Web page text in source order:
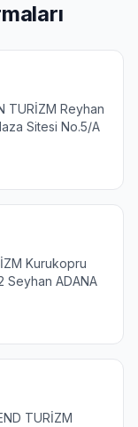
TURİZM Reyhan
Sitesi No.5/A
Kurukopru
Seyhan ADANA
TURİZM